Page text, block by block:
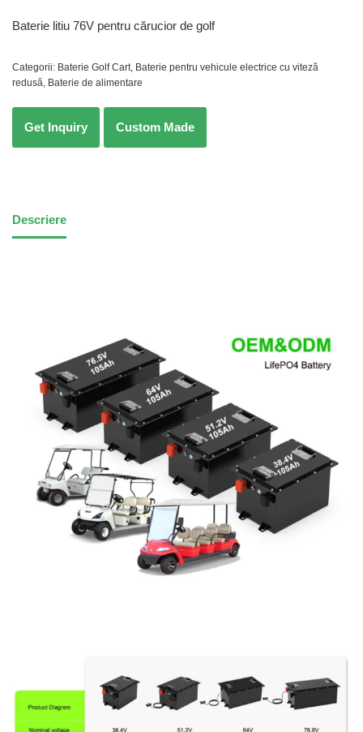
Baterie litiu 76V pentru cărucior de golf
Categorii: Baterie Golf Cart Baterie pentru vehicule electrice cu viteză
redusă Baterie de alimentare
Descriere